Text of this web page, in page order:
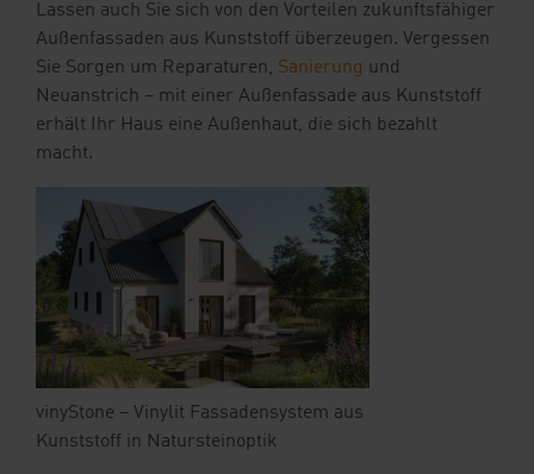
Lassen auch Sie sich von den Vorteilen zukunftsfähiger
Außenfassaden aus Kunststoff überzeugen. Vergessen
Sie Sorgen um Reparaturen, Sanierung und
Neuanstrich – mit einer Außenfassade aus Kunststoff
erhält Ihr Haus eine Außenhaut, die sich bezahlt
macht.
vinyStone – Vinylit Fassadensystem aus
Kunststoff in Natursteinoptik